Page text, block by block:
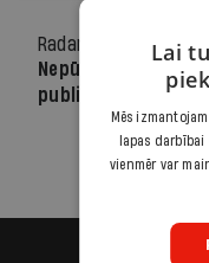
Radars
29.10.2012.
Nepūtiet pīlītes jeb
publiskajiem
Lai
Mēs
lapas
vienmēr var